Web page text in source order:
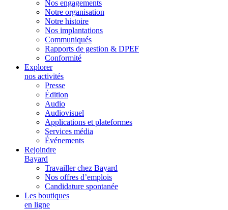
Nos engagements
Notre organisation
Notre histoire
Nos implantations
Communiqués
Rapports de gestion & DPEF
Conformité
Explorer
nos activités
Presse
Édition
Audio
Audiovisuel
Applications et plateformes
Services média
Événements
Rejoindre
Bayard
Travailler chez Bayard
Nos offres d’emplois
Candidature spontanée
Les boutiques
en ligne